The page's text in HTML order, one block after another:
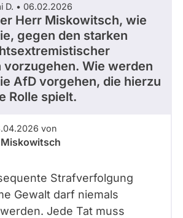
D. • 06.02.2026
Herr Miskowitsch, wie
gegen den starken
vorzugehen. Wie werden
AfD vorgehen, die hierzu
Rolle spielt.
von
Strafverfolgung
Gewalt darf niemals
Jede Tat muss